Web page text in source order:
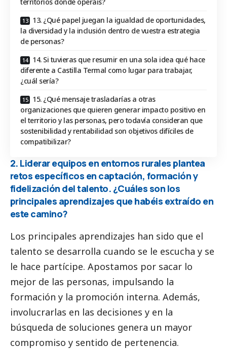
13. ¿Qué papel juegan la igualdad de oportunidades,
la diversidad y la inclusión dentro de vuestra estrategia
de personas?
14. Si tuvieras que resumir en una sola idea qué hace
diferente a Castilla Termal como lugar para trabajar,
¿cuál sería?
15. ¿Qué mensaje trasladarías a otras
organizaciones que quieren generar impacto positivo en
el territorio y las personas, pero todavía consideran que
sostenibilidad y rentabilidad son objetivos difíciles de
compatibilizar?
2. Liderar equipos en entornos rurales plantea
retos específicos en captación, formación y
fidelización del talento. ¿Cuáles son los
principales aprendizajes que habéis extraído en
este camino?
Los principales aprendizajes han sido que el
talento se desarrolla cuando se le escucha y se
le hace partícipe. Apostamos por sacar lo
mejor de las personas, impulsando la
formación y la promoción interna. Además,
involucrarlas en las decisiones y en la
búsqueda de soluciones genera un mayor
compromiso y sentido de pertenencia.